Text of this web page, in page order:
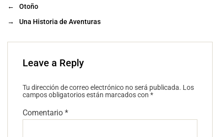
←
Otoño
→
Una Historia de Aventuras
Leave a Reply
Tu dirección de correo electrónico no será publicada. Los
campos obligatorios están marcados con *
Comentario *